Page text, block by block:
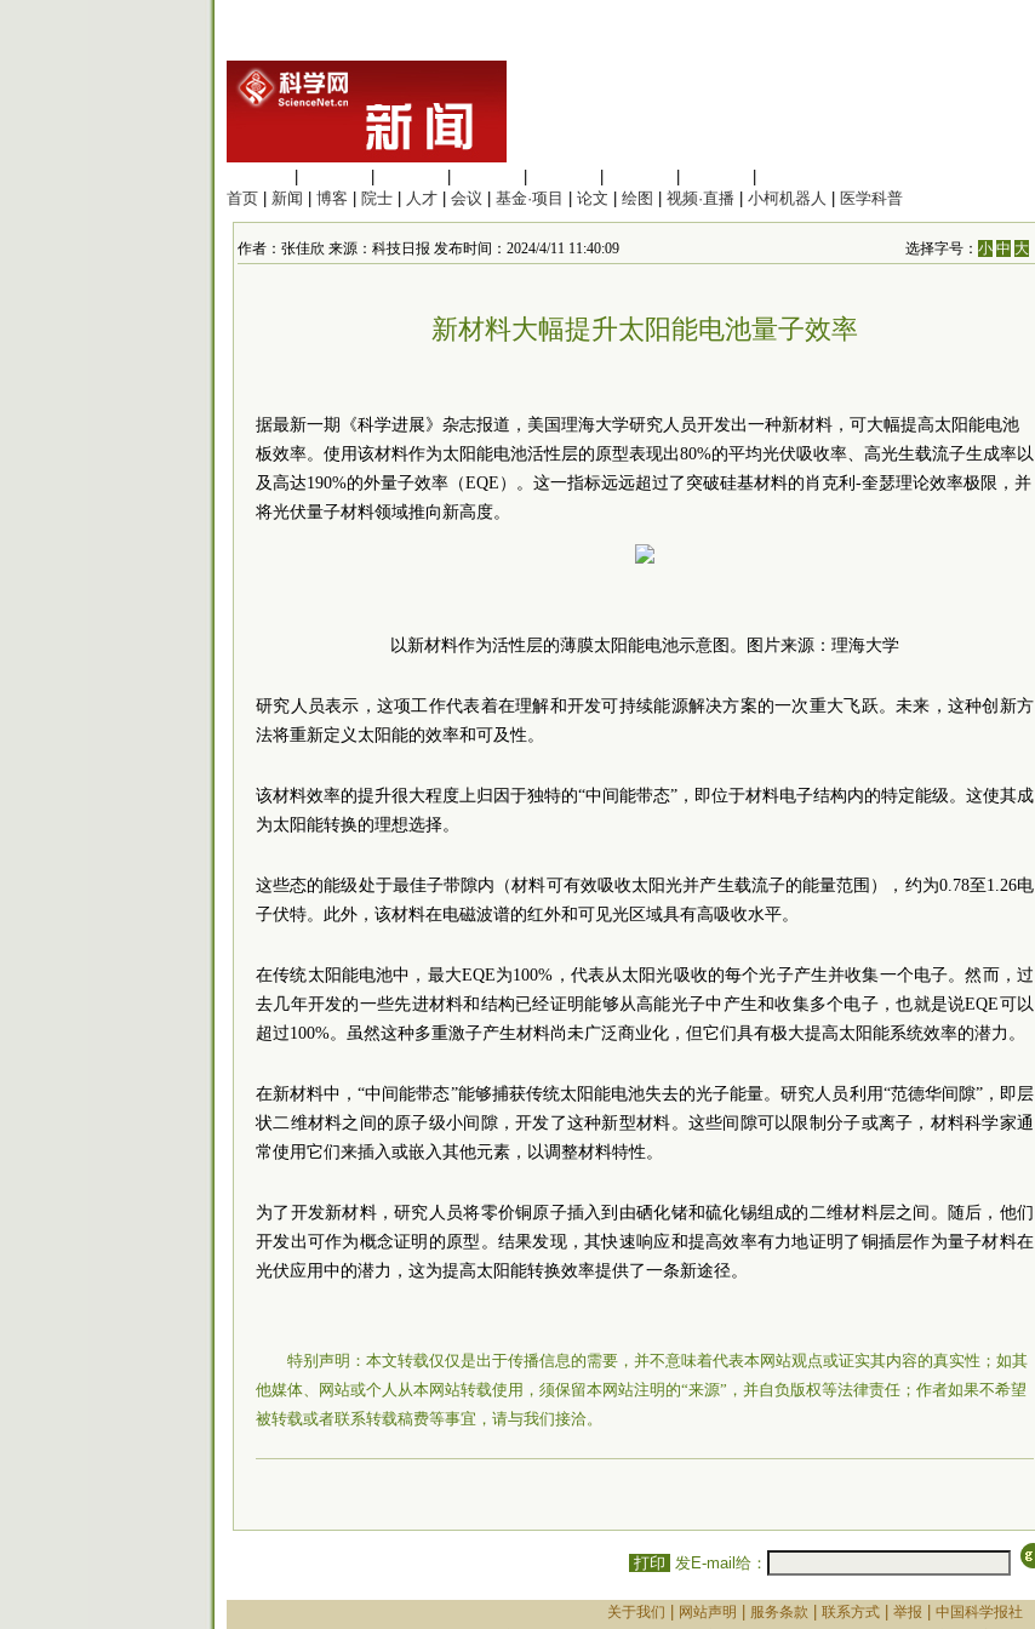
首页
新闻 博客 院士 人才 会议 基金·项目 论文 绘图 视频·直播 小柯机器人 医学科普
作者：张佳欣 来源：科技日报 发布时间：2024/4/11 11:40:09 选择字号：小 中 大
新材料大幅提升太阳能电池量子效率
据最新一期《科学进展》杂志报道，美国理海大学研究人员开发出一种新材料，可大幅提高太阳能电池
板效率。使用该材料作为太阳能电池活性层的原型表现出80%的平均光伏吸收率、高光生载流子生成率以
及高达190%的外量子效率（EQE）。这一指标远远超过了突破硅基材料的肖克利-奎瑟理论效率极限，并
将光伏量子材料领域推向新高度。
以新材料作为活性层的薄膜太阳能电池示意图。图片来源：理海大学
研究人员表示，这项工作代表着在理解和开发可持续能源解决方案的一次重大飞跃。未来，这种创新方
法将重新定义太阳能的效率和可及性。
该材料效率的提升很大程度上归因于独特的“中间能带态”，即位于材料电子结构内的特定能级。这使其成
为太阳能转换的理想选择。
这些态的能级处于最佳子带隙内（材料可有效吸收太阳光并产生载流子的能量范围），约为0.78至1.26电
子伏特。此外，该材料在电磁波谱的红外和可见光区域具有高吸收水平。
在传统太阳能电池中，最大EQE为100%，代表从太阳光吸收的每个光子产生并收集一个电子。然而，过
去几年开发的一些先进材料和结构已经证明能够从高能光子中产生和收集多个电子，也就是说EQE可以
超过100%。虽然这种多重激子产生材料尚未广泛商业化，但它们具有极大提高太阳能系统效率的潜力。
在新材料中，“中间能带态”能够捕获传统太阳能电池失去的光子能量。研究人员利用“范德华间隙”，即层
状二维材料之间的原子级小间隙，开发了这种新型材料。这些间隙可以限制分子或离子，材料科学家通
常使用它们来插入或嵌入其他元素，以调整材料特性。
为了开发新材料，研究人员将零价铜原子插入到由硒化锗和硫化锡组成的二维材料层之间。随后，他们
开发出可作为概念证明的原型。结果发现，其快速响应和提高效率有力地证明了铜插层作为量子材料在
光伏应用中的潜力，这为提高太阳能转换效率提供了一条新途径。
特别声明：本文转载仅仅是出于传播信息的需要，并不意味着代表本网站观点或证实其内容的真实性；如其
他媒体、网站或个人从本网站转载使用，须保留本网站注明的“来源”，并自负版权等法律责任；作者如果不希望
被转载或者联系转载稿费等事宜，请与我们接洽。
打印 发E-mail给：
关于我们 网站声明 服务条款 联系方式| 举报
中国科学报社